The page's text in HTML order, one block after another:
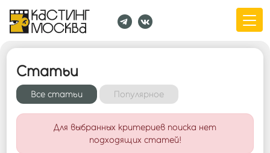
Статьи
Все cтатьи Популярное
Для выбранных критериев поиска нет
подходящих статей!